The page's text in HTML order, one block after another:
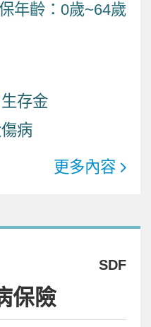
年齡：0歲~64歲
生存金
病
更多內容
SDF
保險